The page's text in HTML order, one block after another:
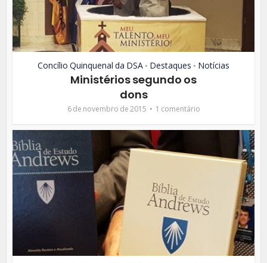
Concílio Quinquenal da DSA • Destaques • Notícias
Ministérios segundo os
dons
6 de novembro de 2015 1 comentário